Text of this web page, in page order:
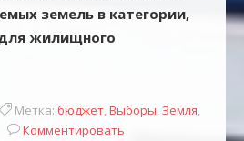
земель в категории,
жилищного
Метка: бюджет,Выборы,Земля,
Комментировать